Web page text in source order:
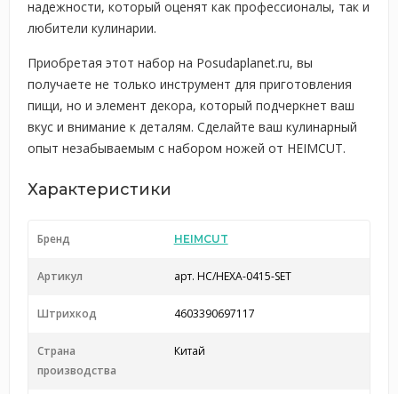
надежности, который оценят как профессионалы, так и
любители кулинарии.
Приобретая этот набор на Posudaplanet.ru, вы
получаете не только инструмент для приготовления
пищи, но и элемент декора, который подчеркнет ваш
вкус и внимание к деталям. Сделайте ваш кулинарный
опыт незабываемым с набором ножей от HEIMCUT.
Характеристики
Бренд HEIMCUT
Артикул арт. HC/HEXA-0415-SET
Штрихкод 4603390697117
Страна
производства
Китай